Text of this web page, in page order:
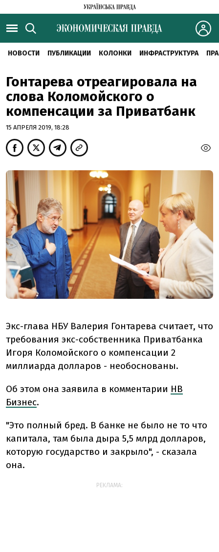
НОВОСТИ ПУБЛИКАЦИИ КОЛОНКИ ИНФРАСТРУКТУРА
Гонтарева отреагировала на
слова Коломойского о
компенсации за Приватбанк
15 АПРЕЛЯ 2019, 18:28
Экс-глава НБУ Валерия Гонтарева считает, что
требования экс-собственника Приватбанка
Игоря Коломойского о компенсации 2
миллиарда долларов - необоснованы.
Об этом она заявила в комментарии НВ
Бизнес.
"Это полный бред. В банке не было не то что
капитала, там была дыра 5,5 млрд долларов,
которую государство и закрыло", - сказала
она.
РЕКЛАМА: